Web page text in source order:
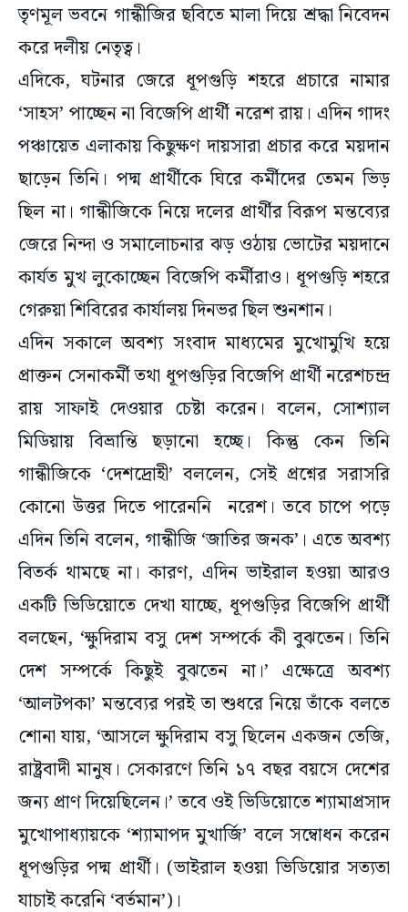
তৃণমূল ভবনে গান্ধীজির ছবিতে মালা দিয়ে শ্রদ্ধা নিবেদন
করে দলীয় নেতৃত্ব।
এদিকে, ঘটনার জেরে ধূপগুড়ি শহরে প্রচারে নামার
‘সাহস’ পাচ্ছেন না বিজেপি প্রার্থী নরেশ রায়। এদিন গাদং
পঞ্চায়েত এলাকায় কিছুক্ষণ দায়সারা প্রচার করে ময়দান
ছাড়েন তিনি। পদ্ম প্রার্থীকে ঘিরে কর্মীদের তেমন ভিড়
ছিল না। গান্ধীজিকে নিয়ে দলের প্রার্থীর বিরূপ মন্তব্যের
জেরে নিন্দা ও সমালোচনার ঝড় ওঠায় ভোটের ময়দানে
কার্যত মুখ লুকোচ্ছেন বিজেপি কর্মীরাও। ধূপগুড়ি শহরে
গেরুয়া শিবিরের কার্যালয় দিনভর ছিল শুনশান।
এদিন সকালে অবশ্য সংবাদ মাধ্যমের মুখোমুখি হয়ে
প্রাক্তন সেনাকর্মী তথা ধূপগুড়ির বিজেপি প্রার্থী নরেশচন্দ্র
রায় সাফাই দেওয়ার চেষ্টা করেন। বলেন, সোশ্যাল
মিডিয়ায় বিভ্রান্তি ছড়ানো হচ্ছে। কিন্তু কেন তিনি
গান্ধীজিকে ‘দেশদ্রোহী’ বললেন, সেই প্রশ্নের সরাসরি
কোনো উত্তর দিতে পারেননি নরেশ। তবে চাপে পড়ে
এদিন তিনি বলেন, গান্ধীজি ‘জাতির জনক’। এতে অবশ্য
বিতর্ক থামছে না। কারণ, এদিন ভাইরাল হওয়া আরও
একটি ভিডিয়োতে দেখা যাচ্ছে, ধূপগুড়ির বিজেপি প্রার্থী
বলছেন, ‘ক্ষুদিরাম বসু দেশ সম্পর্কে কী বুঝতেন। তিনি
দেশ সম্পর্কে কিছুই বুঝতেন না।’ এক্ষেত্রে অবশ্য
‘আলটপকা’ মন্তব্যের পরই তা শুধরে নিয়ে তাঁকে বলতে
শোনা যায়, ‘আসলে ক্ষুদিরাম বসু ছিলেন একজন তেজি,
রাষ্ট্রবাদী মানুষ। সেকারণে তিনি ১৭ বছর বয়সে দেশের
জন্য প্রাণ দিয়েছিলেন।’ তবে ওই ভিডিয়োতে শ্যামাপ্রসাদ
মুখোপাধ্যায়কে ‘শ্যামাপদ মুখার্জি’ বলে সম্বোধন করেন
ধূপগুড়ির পদ্ম প্রার্থী। (ভাইরাল হওয়া ভিডিয়োর সত্যতা
যাচাই করেনি ‘বর্তমান’)।